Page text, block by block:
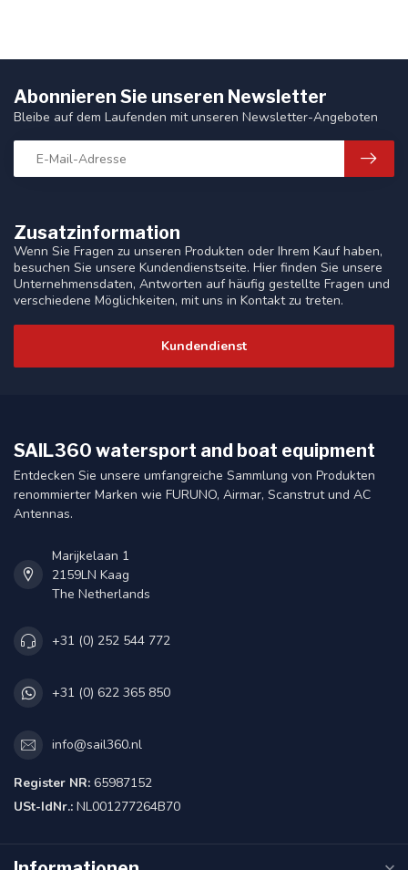
Zusatzinformation
Wenn Sie Fragen zu unseren Produkten oder Ihrem Kauf haben,
besuchen Sie unsere Kundendienstseite. Hier finden Sie unsere
Unternehmensdaten, Antworten auf häufig gestellte Fragen und
verschiedene Möglichkeiten, mit uns in Kontakt zu treten.
Kundendienst
Abonnieren Sie unseren Newsletter
Bleibe auf dem Laufenden mit unseren Newsletter-Angeboten
SAIL360 watersport and boat equipment
Entdecken Sie unsere umfangreiche Sammlung von Produkten
renommierter Marken wie FURUNO, Airmar, Scanstrut und AC
Antennas.
Marijkelaan 1
2159LN Kaag
The Netherlands
+31 (0) 252 544 772
+31 (0) 622 365 850
info@sail360.nl
Register NR: 65987152
USt-IdNr.: NL001277264B70